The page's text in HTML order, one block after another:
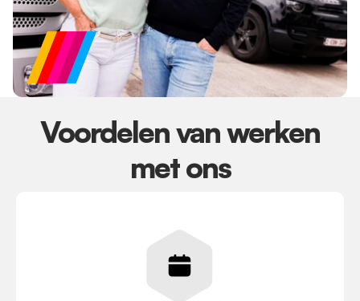
met ons